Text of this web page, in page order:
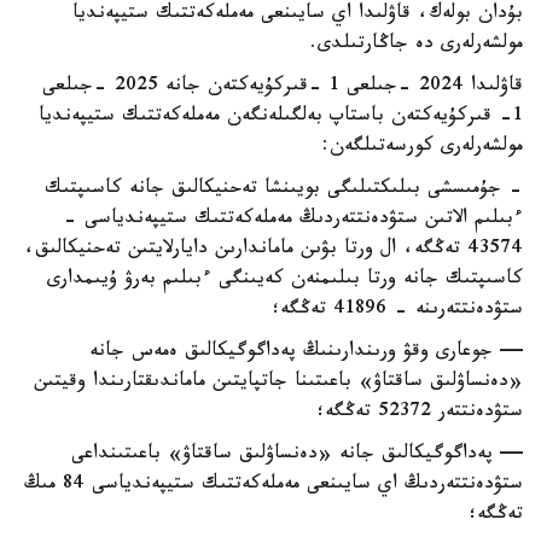
بۇدان بولەك، قاۋلىدا اي سايىنعى مەملەكەتتىك ستيپەنديا
مولشەرلەرى دە جاڭارتىلدى.
قاۋلىدا 2024 -جىلعى 1 -قىركۇيەكتەن جانە 2025 -جىلعى
1- قىركۇيەكتەن باستاپ بەلگىلەنگەن مەملەكەتتىك ستيپەنديا
مولشەرلەرى كورسەتىلگەن:
- جۇمىسشى بىلىكتىلىگى بويىنشا تەحنيكالىق جانە كاسىپتىك
ءبىلىم الاتىن ستۋدەنتتەردىڭ مەملەكەتتىك ستيپەندياسى -
43574 تەڭگە، ال ورتا بۋىن ماماندارىن دايارلايتىن تەحنيكالىق،
كاسىپتىك جانە ورتا بىلىمنەن كەيىنگى ءبىلىم بەرۋ ۇيىمدارى
ستۋدەنتتەرىنە - 41896 تەڭگە؛
— جوعارى وقۋ ورىندارىنىڭ پەداگوگيكالىق ەمەس جانە
«دەنساۋلىق ساقتاۋ» باعىتىنا جاتپايتىن ماماندىقتارىندا وقيتىن
ستۋدەنتتەر 52372 تەڭگە؛
— پەداگوگيكالىق جانە «دەنساۋلىق ساقتاۋ» باعىتىنداعى
ستۋدەنتتەردىڭ اي سايىنعى مەملەكەتتىك ستيپەندياسى 84 مىڭ
تەڭگە؛